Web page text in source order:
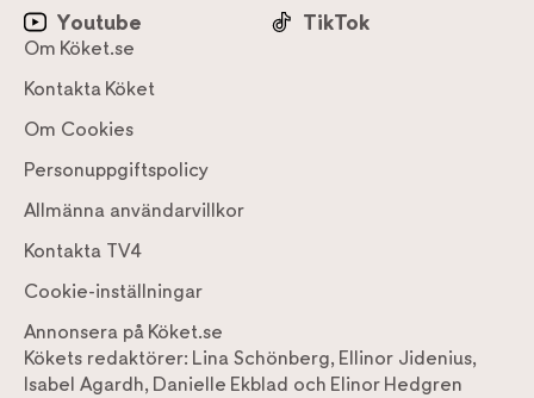
Youtube
TikTok
Om Köket.se
Kontakta Köket
Om Cookies
Personuppgiftspolicy
Allmänna användarvillkor
Kontakta TV4
Cookie-inställningar
Annonsera på Köket.se
Kökets redaktörer: Lina Schönberg, Ellinor Jidenius,
Isabel Agardh, Danielle Ekblad och Elinor Hedgren